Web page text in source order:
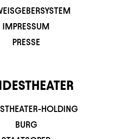
IMPRESSUM
PRESSE
HOLDING
BURG